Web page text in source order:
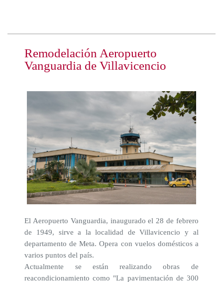
Remodelación Aeropuerto
Vanguardia de Villavicencio
El Aeropuerto Vanguardia, inaugurado el 28 de febrero
de 1949, sirve a la localidad de Villavicencio y al
departamento de Meta. Opera con vuelos domésticos a
varios puntos del país.
Actualmente se están realizando obras de
reacondicionamiento como "La pavimentación de 300